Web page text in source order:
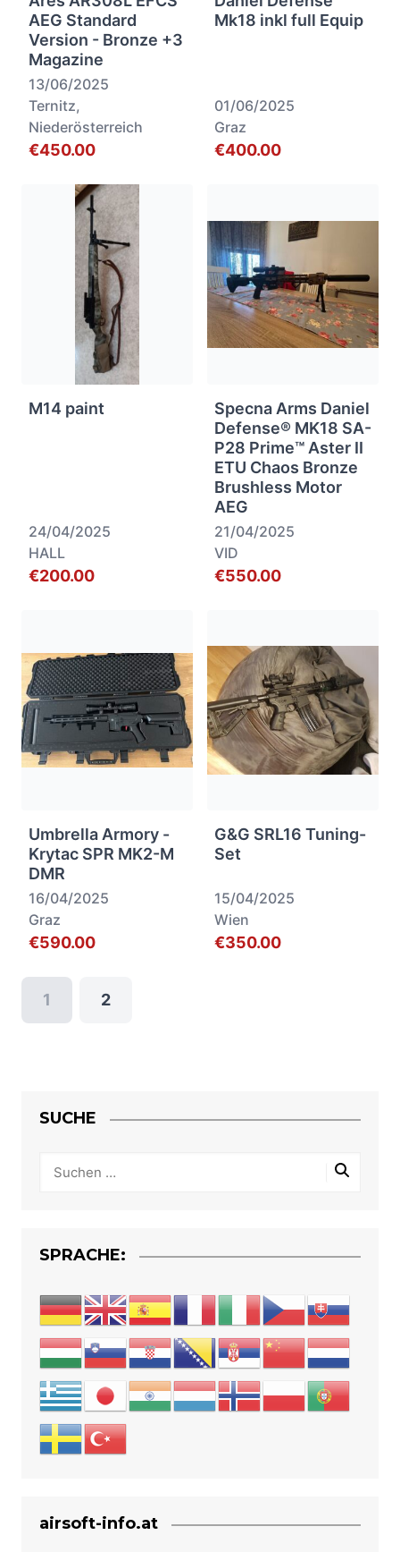
AEG Standard
Version - Bronze +3
Magazine
13/06/2025
Ternitz,
Niederösterreich
€450.00
Mk18 inkl full Equip
01/06/2025
Graz
€400.00
M14 paint
24/04/2025
HALL
€200.00
Specna Arms Daniel
Defense® MK18 SA-
P28 Prime™ Aster II
ETU Chaos Bronze
Brushless Motor
AEG
21/04/2025
VID
€550.00
Umbrella Armory -
Krytac SPR MK2-M
DMR
16/04/2025
Graz
€590.00
G&G SRL16 Tuning-
Set
15/04/2025
Wien
€350.00
1 2
SUCHE
SPRACHE:
airsoft-info.at